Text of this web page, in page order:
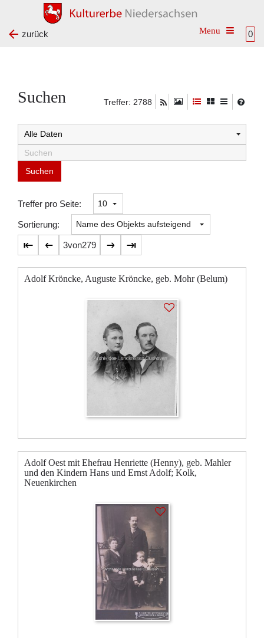
0
Toggle
zurück
Suchen Treffer: 2788
Suchtreffer:
Treffer pro Seite:
Sortierung:
3von279
Adolf Kröncke, Auguste Kröncke, geb. Mohr (Belum)
Adolf Oest mit Ehefrau Henriette (Henny), geb. Mahler
und den Kindern Hans und Ernst Adolf; Kolk,
Neuenkirchen